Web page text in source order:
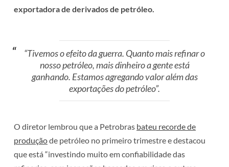
exportadora de derivados de petróleo.
“Tivemos o efeito da guerra. Quanto mais refinar o
nosso petróleo, mais dinheiro a gente está
ganhando. Estamos agregando valor além das
exportações do petróleo”.
O diretor lembrou que a Petrobras bateu recorde de
produçãode petróleo no primeiro trimestre e destacou
que está “investindo muito em confiabilidade das